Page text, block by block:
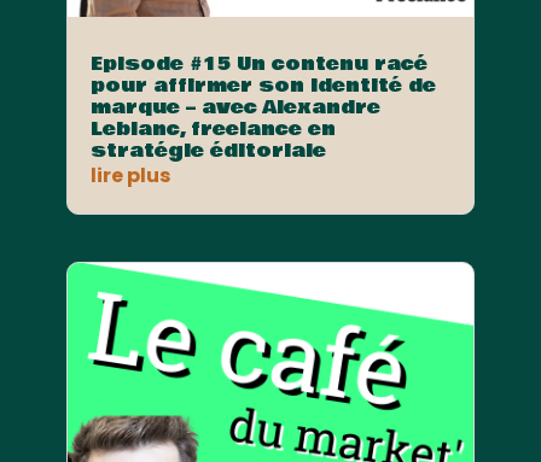
Episode #15 Un contenu racé
pour affirmer son identité de
marque – avec Alexandre
Leblanc, freelance en
stratégie éditoriale
lire plus